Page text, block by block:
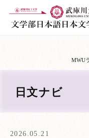
MWU
日文ナビ
2026.05.21